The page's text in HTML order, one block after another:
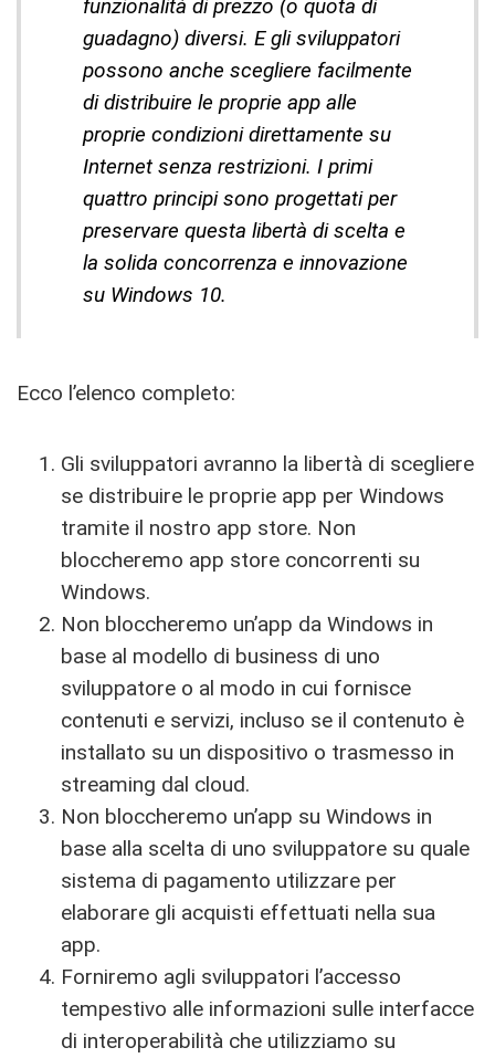
funzionalità di prezzo (o quota di
guadagno) diversi. E gli sviluppatori
possono anche scegliere facilmente
di distribuire le proprie app alle
proprie condizioni direttamente su
Internet senza restrizioni. I primi
quattro principi sono progettati per
preservare questa libertà di scelta e
la solida concorrenza e innovazione
su Windows 10.
Ecco l’elenco completo:
Gli sviluppatori avranno la libertà di scegliere
se distribuire le proprie app per Windows
tramite il nostro app store. Non
bloccheremo app store concorrenti su
Windows.
Non bloccheremo un’app da Windows in
base al modello di business di uno
sviluppatore o al modo in cui fornisce
contenuti e servizi, incluso se il contenuto è
installato su un dispositivo o trasmesso in
streaming dal cloud.
Non bloccheremo un’app su Windows in
base alla scelta di uno sviluppatore su quale
sistema di pagamento utilizzare per
elaborare gli acquisti effettuati nella sua
app.
Forniremo agli sviluppatori l’accesso
tempestivo alle informazioni sulle interfacce
di interoperabilità che utilizziamo su